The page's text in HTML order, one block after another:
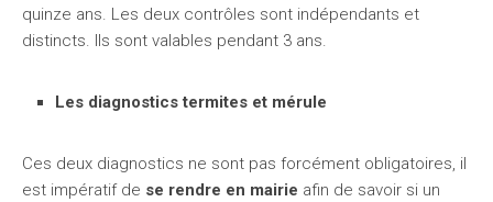
quinze ans. Les deux contrôles sont indépendants et
distincts. Ils sont valables pendant 3 ans.
Les diagnostics termites et mérule
Ces deux diagnostics ne sont pas forcément obligatoires, il
est impératif de se rendre en mairie afin de savoir si un